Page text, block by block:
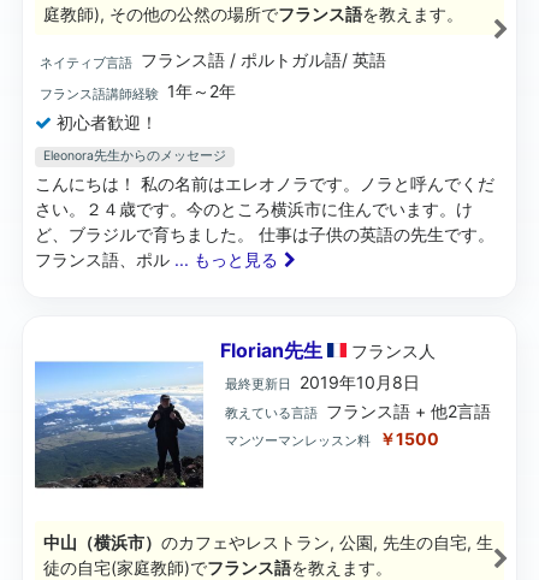
庭教師), その他の公然の場所でフランス語を教えます。
ネイティブ言語 フランス語 / ポルトガル語/ 英語
フランス語講師経験 1年～2年
初心者歓迎！
Eleonora先生からのメッセージ
こんにちは！ 私の名前はエレオノラです。ノラと呼んでくだ
さい。２４歳です。今のところ横浜市に住んでいます。け
ど、ブラジルで育ちました。 仕事は子供の英語の先生です。
フランス語、ポル ... もっと見る
Florian先生 フランス 人
最終更新日 2019年10月8日
教えている言語 フランス語 + 他2言語
マンツーマンレッスン料 ￥1500
中山（横浜市） のカフェやレストラン, 公園, 先生の自宅, 生
徒の自宅(家庭教師)でフランス語を教えます。